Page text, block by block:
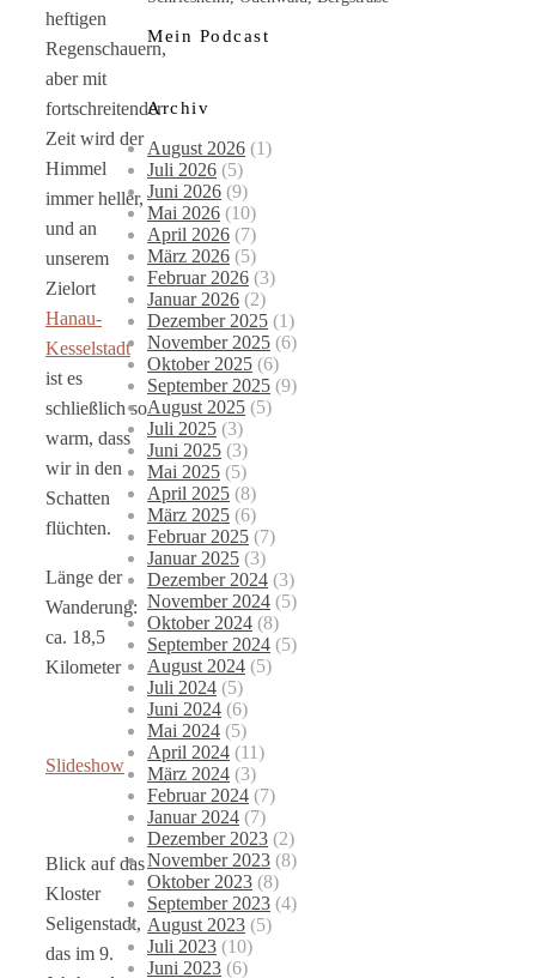
heftigen
Regenschauern,
aber mit
fortschreitender
Zeit wird der
Himmel
immer heller,
und an
unserem
Zielort
Hanau-
Kesselstadt
ist es
schließlich so
warm, dass
wir in den
Schatten
flüchten.
Länge der
Wanderung:
ca. 18,5
Kilometer
Slideshow
Blick auf das
Kloster
Seligenstadt,
das im 9.
Mein Podcast
Archiv
August 2026 (1)
Juli 2026 (5)
Juni 2026 (9)
Mai 2026 (10)
April 2026 (7)
März 2026 (5)
Februar 2026 (3)
Januar 2026 (2)
Dezember 2025 (1)
November 2025 (6)
Oktober 2025 (6)
September 2025 (9)
August 2025 (5)
Juli 2025 (3)
Juni 2025 (3)
Mai 2025 (5)
April 2025 (8)
März 2025 (6)
Februar 2025 (7)
Januar 2025 (3)
Dezember 2024 (3)
November 2024 (5)
Oktober 2024 (8)
September 2024 (5)
August 2024 (5)
Juli 2024 (5)
Juni 2024 (6)
Mai 2024 (5)
April 2024 (11)
März 2024 (3)
Februar 2024 (7)
Januar 2024 (7)
Dezember 2023 (2)
November 2023 (8)
Oktober 2023 (8)
September 2023 (4)
August 2023 (5)
Juli 2023 (10)
Juni 2023 (6)